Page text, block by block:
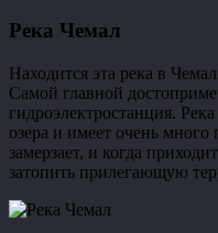
Река Чемал
Находится эта река в
Самой главной
гидроэлектростанция.
озера и имеет очень
замерзает, и когда
затопить прилегающую